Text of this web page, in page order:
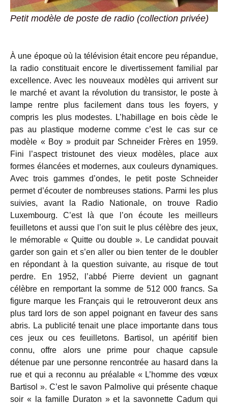
Petit modèle de poste de radio (collection privée)
À une époque où la télévision était encore peu répandue,
la radio constituait encore le divertissement familial par
excellence. Avec les nouveaux modèles qui arrivent sur
le marché et avant la révolution du transistor, le poste à
lampe rentre plus facilement dans tous les foyers, y
compris les plus modestes. L’habillage en bois cède le
pas au plastique moderne comme c’est le cas sur ce
modèle « Boy » produit par Schneider Frères en 1959.
Fini l’aspect tristounet des vieux modèles, place aux
formes élancées et modernes, aux couleurs dynamiques.
Avec trois gammes d’ondes, le petit poste Schneider
permet d’écouter de nombreuses stations. Parmi les plus
suivies, avant la Radio Nationale, on trouve Radio
Luxembourg. C’est là que l’on écoute les meilleurs
feuilletons et aussi que l’on suit le plus célèbre des jeux,
le mémorable « Quitte ou double ». Le candidat pouvait
garder son gain et s’en aller ou bien tenter de le doubler
en répondant à la question suivante, au risque de tout
perdre. En 1952, l’abbé Pierre devient un gagnant
célèbre en remportant la somme de 512 000 francs. Sa
figure marque les Français qui le retrouveront deux ans
plus tard lors de son appel poignant en faveur des sans
abris. La publicité tenait une place importante dans tous
ces jeux ou ces feuilletons. Bartisol, un apéritif bien
connu, offre alors une prime pour chaque capsule
détenue par une personne rencontrée au hasard dans la
rue et qui a reconnu au préalable « L’homme des vœux
Bartisol ». C’est le savon Palmolive qui présente chaque
soir « la famille Duraton » et la savonnette Cadum qui